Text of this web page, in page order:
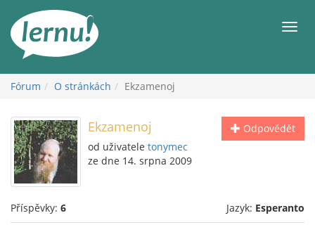
obsahu
Fórum O stránkách Ekzamenoj
Odpovědět
Ekzamenoj
od uživatele tonymec
ze dne 14. srpna 2009
Příspěvky: 6 Jazyk: Esperanto